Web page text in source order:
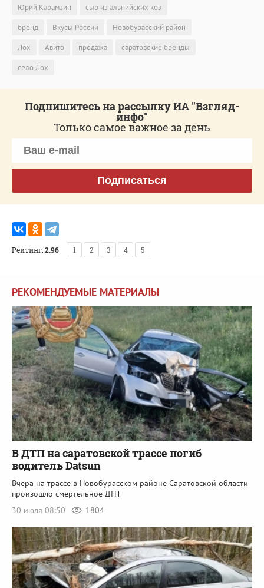
Юрий Карамзин
сыр из альпийских коз
бренд
Вкусы России
Новобурасский район
Лох
Авито продажа
саратовские бренды
село Лох
Подпишитесь на рассылку ИА "Взгляд-
инфо"
Только самое важное за день
Подписаться
Рейтинг:2.96 1 2 3 4 5
РЕКОМЕНДУЕМЫЕ МАТЕРИАЛЫ
В ДТП на саратовской трассе погиб
водитель Datsun
Вчера на трассе в Новобурасском районе Саратовской области
произошло смертельное ДТП
30 июля 08:50
1804